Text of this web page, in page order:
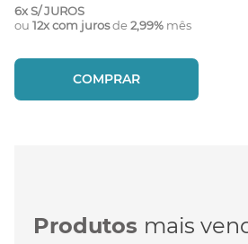
6x S/ JUROS
ou 12x com jurosde2,99% mês
COMPRAR
Produtos mais